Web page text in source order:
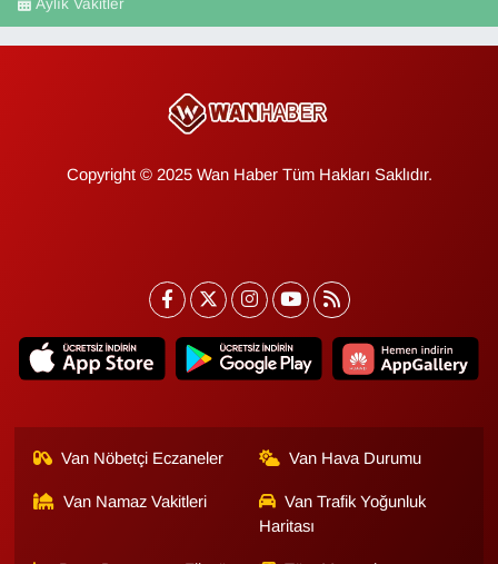
Aylık Vakitler
Copyright © 2025 Wan Haber Tüm Hakları Saklıdır.
Van Nöbetçi Eczaneler Van Hava Durumu
Van Namaz Vakitleri
Van Trafik Yoğunluk
Haritası